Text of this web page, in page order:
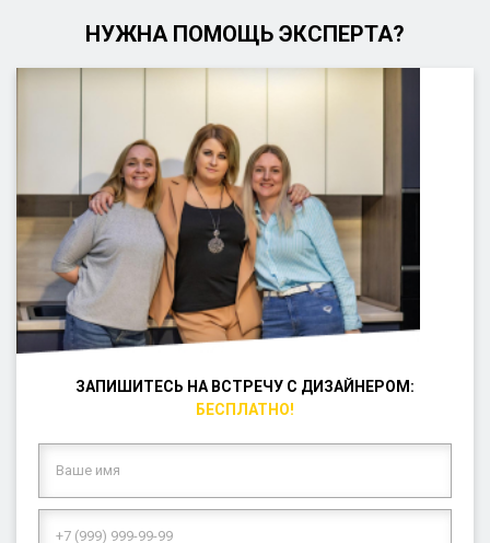
НУЖНА ПОМОЩЬ ЭКСПЕРТА?
ЗАПИШИТЕСЬ НА ВСТРЕЧУ С ДИЗАЙНЕРОМ:
БЕСПЛАТНО!